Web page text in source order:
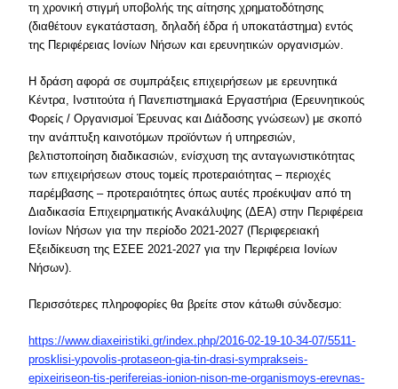
τη χρονική στιγμή υποβολής της αίτησης χρηματοδότησης
(διαθέτουν εγκατάσταση, δηλαδή έδρα ή υποκατάστημα) εντός
της Περιφέρειας Ιονίων Νήσων και ερευνητικών οργανισμών.
Η δράση αφορά σε συμπράξεις επιχειρήσεων με ερευνητικά
Κέντρα, Ινστιτούτα ή Πανεπιστημιακά Εργαστήρια (Ερευνητικούς
Φορείς / Οργανισμοί Έρευνας και Διάδοσης γνώσεων) με σκοπό
την ανάπτυξη καινοτόμων προϊόντων ή υπηρεσιών,
βελτιστοποίηση διαδικασιών, ενίσχυση της ανταγωνιστικότητας
των επιχειρήσεων στους τομείς προτεραιότητας – περιοχές
παρέμβασης – προτεραιότητες όπως αυτές προέκυψαν από τη
Διαδικασία Επιχειρηματικής Ανακάλυψης (ΔΕΑ) στην Περιφέρεια
Ιονίων Νήσων για την περίοδο 2021-2027 (Περιφερειακή
Εξειδίκευση της ΕΣΕΕ 2021-2027 για την Περιφέρεια Ιονίων
Νήσων).
Περισσότερες πληροφορίες θα βρείτε στον κάτωθι σύνδεσμο:
https://www.diaxeiristiki.gr/index.php/2016-02-19-10-34-07/5511-
prosklisi-ypovolis-protaseon-gia-tin-drasi-symprakseis-
epixeiriseon-tis-perifereias-ionion-nison-me-organismoys-erevnas-